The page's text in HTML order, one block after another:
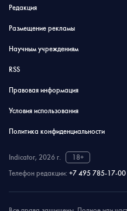
Редакция
Размещение рекламы
Научным учреждениям
RSS
Правовая информация
Условия использования
Политика конфиденциальности
Indicator, 2026 г.
18+
Телефон редакции: +7 495 785-17-00